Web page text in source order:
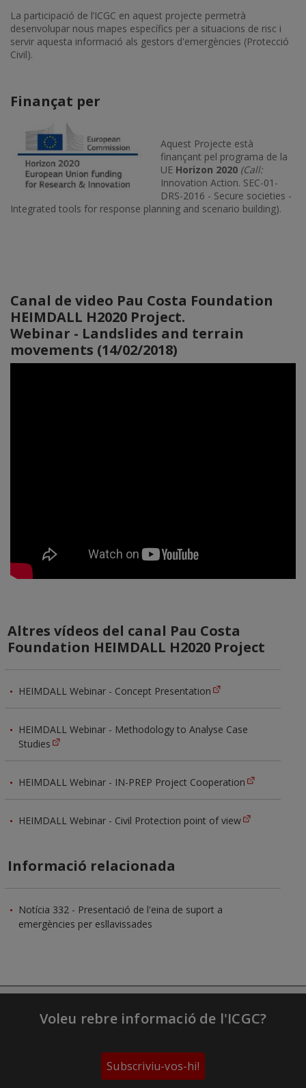
La participació de l’ICGC en aquest projecte permetrà
desenvolupar nous mapes específics per a situacions de risc i
servir aquesta informació als gestors d'emergències (Protecció
Civil).
Finançat per
Aquest Projecte està
finançant pel programa de la
UE Horizon 2020 (Call:
Innovation Action. SEC-01-
DRS-2016 - Secure societies -
Integrated tools for response planning and scenario building).
Canal de video Pau Costa Foundation
HEIMDALL H2020 Project.
Webinar - Landslides and terrain
movements (14/02/2018)
Altres vídeos del canal Pau Costa
Foundation HEIMDALL H2020 Project
HEIMDALL Webinar - Concept Presentation
HEIMDALL Webinar - Methodology to Analyse Case
Studies
HEIMDALL Webinar - IN-PREP Project Cooperation
HEIMDALL Webinar - Civil Protection point of view
Informació relacionada
Notícia 332 - Presentació de l'eina de suport a
emergències per esllavissades
Voleu rebre informació de l'ICGC?
Subscriviu-vos-hi!